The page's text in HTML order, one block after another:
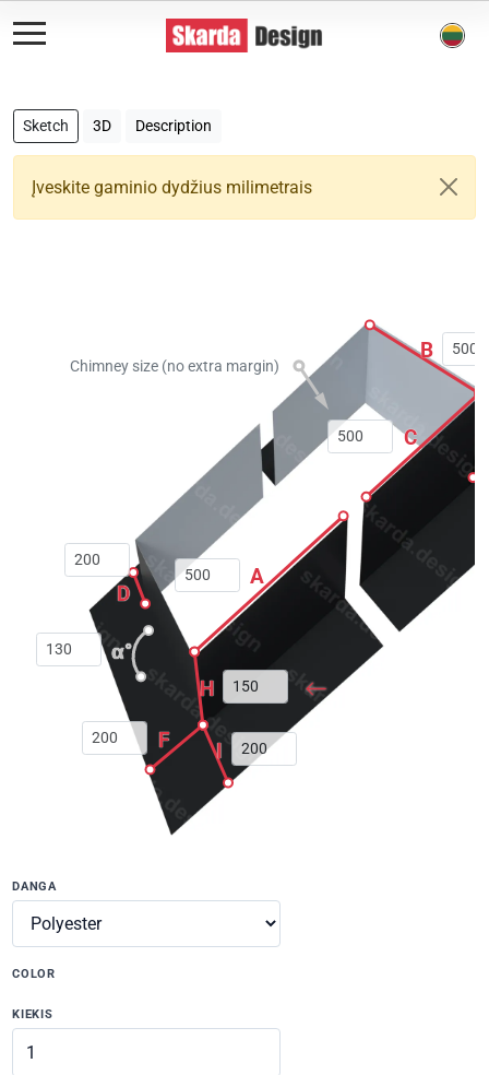
Sketch 3D Description
Įveskite gaminio dydžius milimetrais
H
A
B
C
Chimney size (no extra margin)
F I
D
α°
DANGA
COLOR
KIEKIS